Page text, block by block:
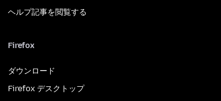
ヘルプ記事を閲覧する
Firefox
ダウンロード
Firefox デスクトップ